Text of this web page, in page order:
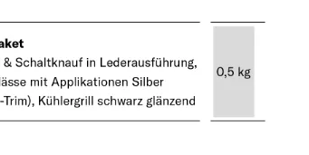
3 / 2
Heizung